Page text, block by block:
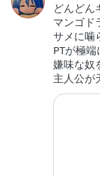
どんどん
マンゴド
サメに噛
PTが極
嫌味な奴
主人公が